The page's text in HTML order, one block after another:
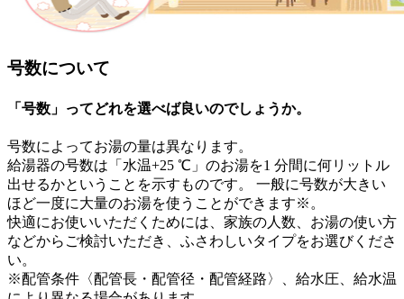
号数について
「号数」ってどれを選べば良いのでしょうか。
号数によってお湯の量は異なります。
給湯器の号数は「水温+25 ℃」のお湯を1 分間に何リットル
出せるかということを示すものです。 一般に号数が大きい
ほど一度に大量のお湯を使うことができます※。
快適にお使いいただくためには、家族の人数、お湯の使い方
などからご検討いただき、ふさわしいタイプをお選びくださ
い。
※配管条件〈配管長・配管径・配管経路〉、給水圧、給水温